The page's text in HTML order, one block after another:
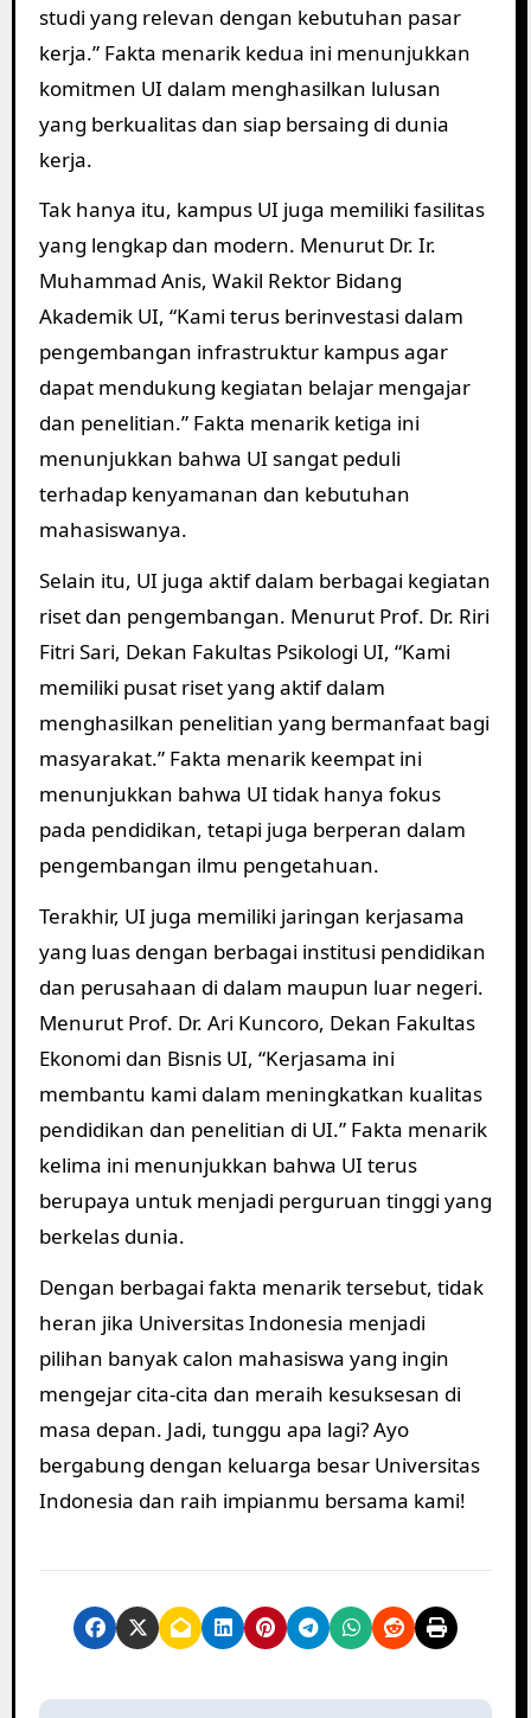
studi yang relevan dengan kebutuhan pasar
kerja.” Fakta menarik kedua ini menunjukkan
komitmen UI dalam menghasilkan lulusan
yang berkualitas dan siap bersaing di dunia
kerja.
Tak hanya itu, kampus UI juga memiliki fasilitas
yang lengkap dan modern. Menurut Dr. Ir.
Muhammad Anis, Wakil Rektor Bidang
Akademik UI, “Kami terus berinvestasi dalam
pengembangan infrastruktur kampus agar
dapat mendukung kegiatan belajar mengajar
dan penelitian.” Fakta menarik ketiga ini
menunjukkan bahwa UI sangat peduli
terhadap kenyamanan dan kebutuhan
mahasiswanya.
Selain itu, UI juga aktif dalam berbagai kegiatan
riset dan pengembangan. Menurut Prof. Dr. Riri
Fitri Sari, Dekan Fakultas Psikologi UI, “Kami
memiliki pusat riset yang aktif dalam
menghasilkan penelitian yang bermanfaat bagi
masyarakat.” Fakta menarik keempat ini
menunjukkan bahwa UI tidak hanya fokus
pada pendidikan, tetapi juga berperan dalam
pengembangan ilmu pengetahuan.
Terakhir, UI juga memiliki jaringan kerjasama
yang luas dengan berbagai institusi pendidikan
dan perusahaan di dalam maupun luar negeri.
Menurut Prof. Dr. Ari Kuncoro, Dekan Fakultas
Ekonomi dan Bisnis UI, “Kerjasama ini
membantu kami dalam meningkatkan kualitas
pendidikan dan penelitian di UI.” Fakta menarik
kelima ini menunjukkan bahwa UI terus
berupaya untuk menjadi perguruan tinggi yang
berkelas dunia.
Dengan berbagai fakta menarik tersebut, tidak
heran jika Universitas Indonesia menjadi
pilihan banyak calon mahasiswa yang ingin
mengejar cita-cita dan meraih kesuksesan di
masa depan. Jadi, tunggu apa lagi? Ayo
bergabung dengan keluarga besar Universitas
Indonesia dan raih impianmu bersama kami!